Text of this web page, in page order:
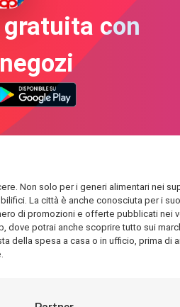
con
Non solo per i generi alimentari nei
La città è anche conosciuta per i
di promozioni e offerte pubblicati nei
potrai anche scoprire tutto sui
spesa a casa o in ufficio, prima